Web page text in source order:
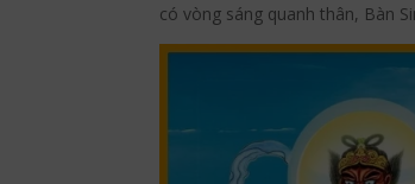
có vòng sáng quanh thân, Bàn